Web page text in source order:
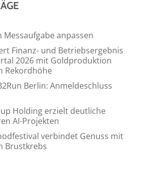
anpassen
Finanz- und Betriebsergebnis
2026 mit Goldproduktion
Rekordhöhe
Berlin: Anmeldeschluss
Holding erzielt deutliche
AI-Projekten
verbindet Genuss mit
Brustkrebs